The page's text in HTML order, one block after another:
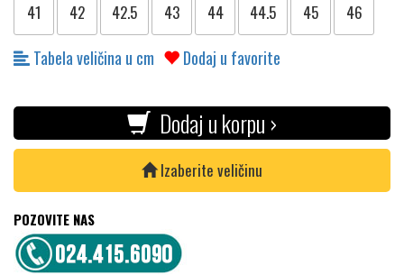
41 42 42.5 43 44 44.5 45 46
Tabela veličina u cm Dodaj u favorite
Dodaj u korpu ›
Izaberite veličinu
POZOVITE NAS